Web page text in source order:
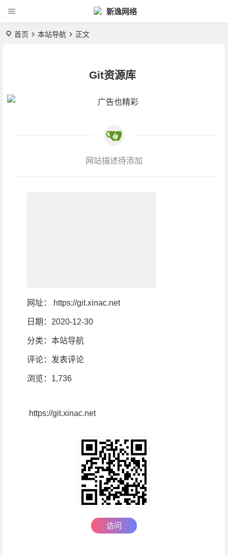
新逸网络
首页 本站导航 正文
Git资源库
网站描述待添加
网址： https://git.xinac.net
日期：2020-12-30
分类：本站导航
评论：发表评论
浏览 ：1,736
https://git.xinac.net
访问